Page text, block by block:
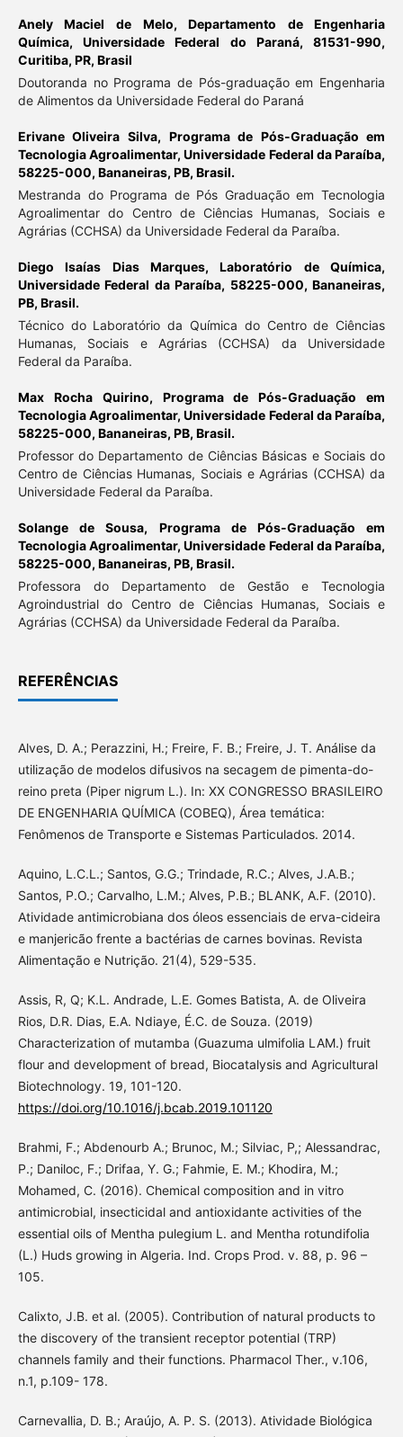
Anely Maciel de Melo,Departamento de Engenharia
Química, Universidade Federal do Paraná, 81531-990,
Curitiba, PR, Brasil
Doutoranda no Programa de Pós-graduação em Engenharia
de Alimentos da Universidade Federal do Paraná
Erivane Oliveira Silva, Programa de Pós-Graduação em
Tecnologia Agroalimentar, Universidade Federal da Paraíba,
58225-000, Bananeiras, PB, Brasil.
Mestranda do Programa de Pós Graduação em Tecnologia
Agroalimentar do Centro de Ciências Humanas, Sociais e
Agrárias (CCHSA) da Universidade Federal da Paraíba.
Diego Isaías Dias Marques,Laboratório de Química,
Universidade Federal da Paraíba, 58225-000, Bananeiras,
PB, Brasil.
Técnico do Laboratório da Química do Centro de Ciências
Humanas, Sociais e Agrárias (CCHSA) da Universidade
Federal da Paraíba.
Max Rocha Quirino, Programa de Pós-Graduação em
Tecnologia Agroalimentar, Universidade Federal da Paraíba,
58225-000, Bananeiras, PB, Brasil.
Professor do Departamento de Ciências Básicas e Sociais do
Centro de Ciências Humanas, Sociais e Agrárias (CCHSA) da
Universidade Federal da Paraíba.
Solange de Sousa, Programa de Pós-Graduação em
Tecnologia Agroalimentar, Universidade Federal da Paraíba,
58225-000, Bananeiras, PB, Brasil.
Professora do Departamento de Gestão e Tecnologia
Agroindustrial do Centro de Ciências Humanas, Sociais e
Agrárias (CCHSA) da Universidade Federal da Paraíba.
REFERÊNCIAS
Alves, D. A.; Perazzini, H.; Freire, F. B.; Freire, J. T. Análise da
utilização de modelos difusivos na secagem de pimenta-do-
reino preta (Piper nigrum L.). In: XX CONGRESSO BRASILEIRO
DE ENGENHARIA QUÍMICA (COBEQ), Área temática:
Fenômenos de Transporte e Sistemas Particulados. 2014.
Aquino, L.C.L.; Santos, G.G.; Trindade, R.C.; Alves, J.A.B.;
Santos, P.O.; Carvalho, L.M.; Alves, P.B.; BLANK, A.F. (2010).
Atividade antimicrobiana dos óleos essenciais de erva-cideira
e manjericão frente a bactérias de carnes bovinas. Revista
Alimentação e Nutrição. 21(4), 529-535.
Assis, R, Q; K.L. Andrade, L.E. Gomes Batista, A. de Oliveira
Rios, D.R. Dias, E.A. Ndiaye, É.C. de Souza. (2019)
Characterization of mutamba (Guazuma ulmifolia LAM.) fruit
flour and development of bread, Biocatalysis and Agricultural
Biotechnology. 19, 101-120.
https://doi.org/10.1016/j.bcab.2019.101120
Brahmi, F.; Abdenourb A.; Brunoc, M.; Silviac, P,; Alessandrac,
P.; Daniloc, F.; Drifaa, Y. G.; Fahmie, E. M.; Khodira, M.;
Mohamed, C. (2016). Chemical composition and in vitro
antimicrobial, insecticidal and antioxidante activities of the
essential oils of Mentha pulegium L. and Mentha rotundifolia
(L.) Huds growing in Algeria. Ind. Crops Prod. v. 88, p. 96 –
105.
Calixto, J.B. et al. (2005). Contribution of natural products to
the discovery of the transient receptor potential (TRP)
channels family and their functions. Pharmacol Ther., v.106,
n.1, p.109- 178.
Carnevallia, D. B.; Araújo, A. P. S. (2013). Atividade Biológica